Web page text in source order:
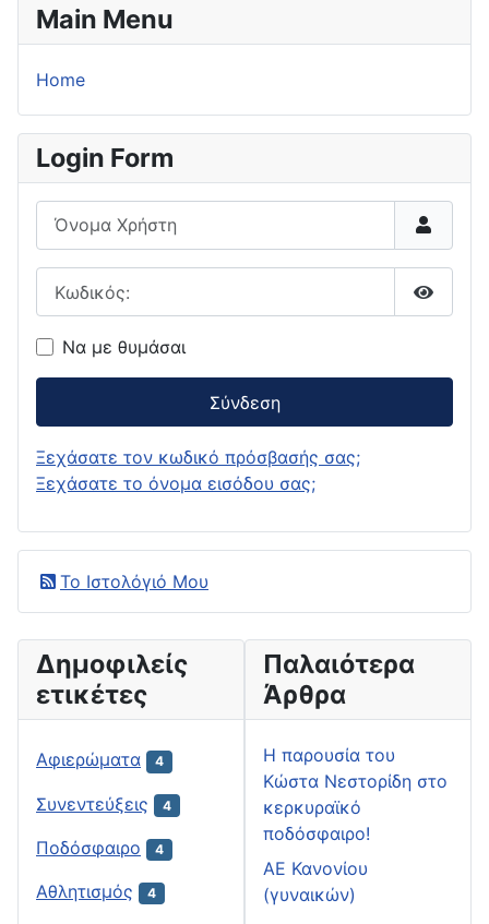
Main Menu
Home
Login Form
Όνομα Χρήστη
Να με θυμάσαι
Σύνδεση
Ξεχάσατε τον κωδικό πρόσβασής σας;
Ξεχάσατε το όνομα εισόδου σας;
Το Ιστολόγιό Μου
Δημοφιλείς
ετικέτες
Αφιερώματα 4
Συνεντεύξεις 4
Ποδόσφαιρο 4
Αθλητισμός 4
Παλαιότερα
Άρθρα
H παρουσία του
Κώστα Νεστορίδη στο
κερκυραϊκό
ποδόσφαιρο!
ΑΕ Κανονίου
(γυναικών)